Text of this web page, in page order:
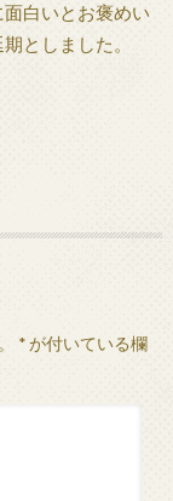
白いとお褒めい
としました。
*が付いている欄